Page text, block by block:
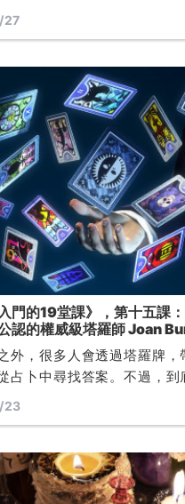
當詳細的說明，因此也造成
入門的19堂課》，第十五課
認的權威級塔羅師 Joan
外，很多人會透過塔羅牌，
占卜中尋找答案。不過，
卜過程中又有甚麼禁忌？......
23